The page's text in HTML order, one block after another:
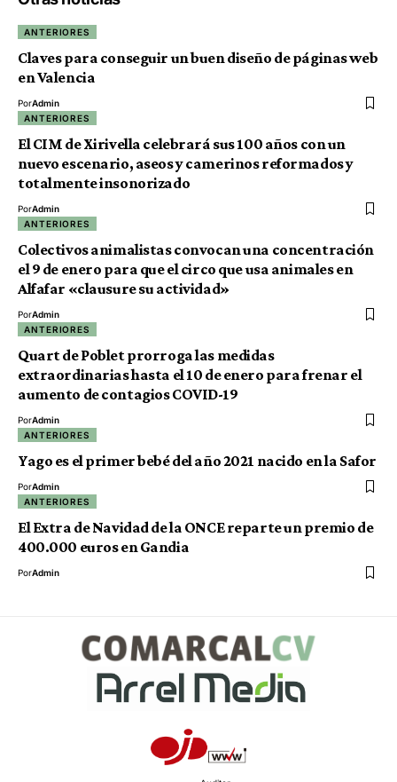
ANTERIORES
Claves para conseguir un buen diseño de páginas web
en Valencia
PorAdmin
ANTERIORES
El CIM de Xirivella celebrará sus 100 años con un
nuevo escenario, aseos y camerinos reformados y
totalmente insonorizado
PorAdmin
ANTERIORES
Colectivos animalistas convocan una concentración
el 9 de enero para que el circo que usa animales en
Alfafar «clausure su actividad»
PorAdmin
ANTERIORES
Quart de Poblet prorroga las medidas
extraordinarias hasta el 10 de enero para frenar el
aumento de contagios COVID-19
PorAdmin
ANTERIORES
Yago es el primer bebé del año 2021 nacido en la Safor
PorAdmin
ANTERIORES
El Extra de Navidad de la ONCE reparte un premio de
400.000 euros en Gandia
PorAdmin